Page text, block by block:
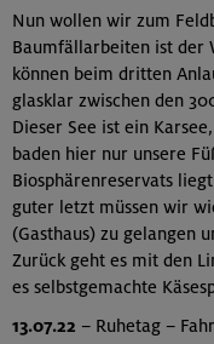
Nun wollen wir zum
Baumfällarbeiten ist der
können beim dritten
glasklar zwischen den
Dieser See ist ein
baden hier nur unsere
Biosphärenreservats
guter letzt müssen wir
(Gasthaus) zu gelangen
Zurück geht es mit den
es selbstgemachte
13.07.22 – Ruhetag –